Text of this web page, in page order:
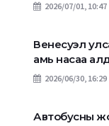
2026/07/01, 10:47
Венесуэл
амь насаа
2026/06/30, 16:29
Автобусны